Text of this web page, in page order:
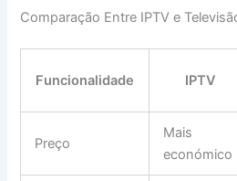
Comparação Entre IPTV e
Funcionalidade IPTV
Preço
Mais
económico